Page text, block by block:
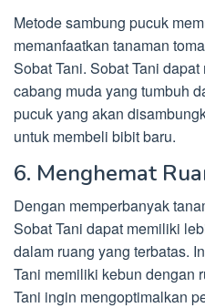
Metode sambung pucuk
memanfaatkan tanaman
Sobat Tani. Sobat Tani
cabang muda yang tumbuh
pucuk yang akan
untuk membeli bibit baru.
6. Menghemat
Dengan memperbanyak
Sobat Tani dapat memiliki
dalam ruang yang terbatas.
Tani memiliki kebun dengan
Tani ingin mengoptimalkan